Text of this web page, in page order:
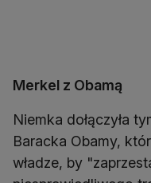
Merkel z Obamą
Niemka dołączyła
Baracka Obamy,
władze, by